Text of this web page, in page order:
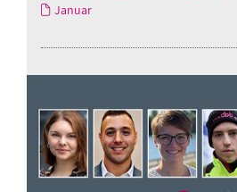
Januar